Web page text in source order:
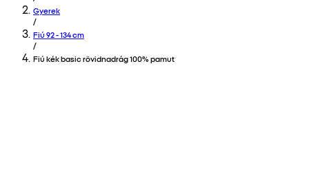
Gyerek
/
Fiú 92 - 134 cm
/
Fiú kék basic rövidnadrág 100% pamut